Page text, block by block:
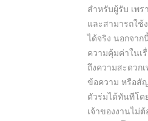
สำหรับผู้รับ เพ
และสามารถใช้
ได้จริง นอกจา
ความคุ้มค่าในเ
ถึงความสะดวก
ข้อความ หรือสั
ตัวร่มได้ทันทีโด
เจ้าของงานไม่ต้